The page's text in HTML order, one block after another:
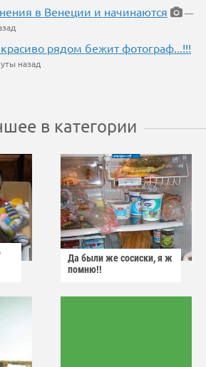
в Венеции и начинаются
—
рядом бежит фотограф...!!!
назад
в категории
Да были же сосиски, я ж
помню!!